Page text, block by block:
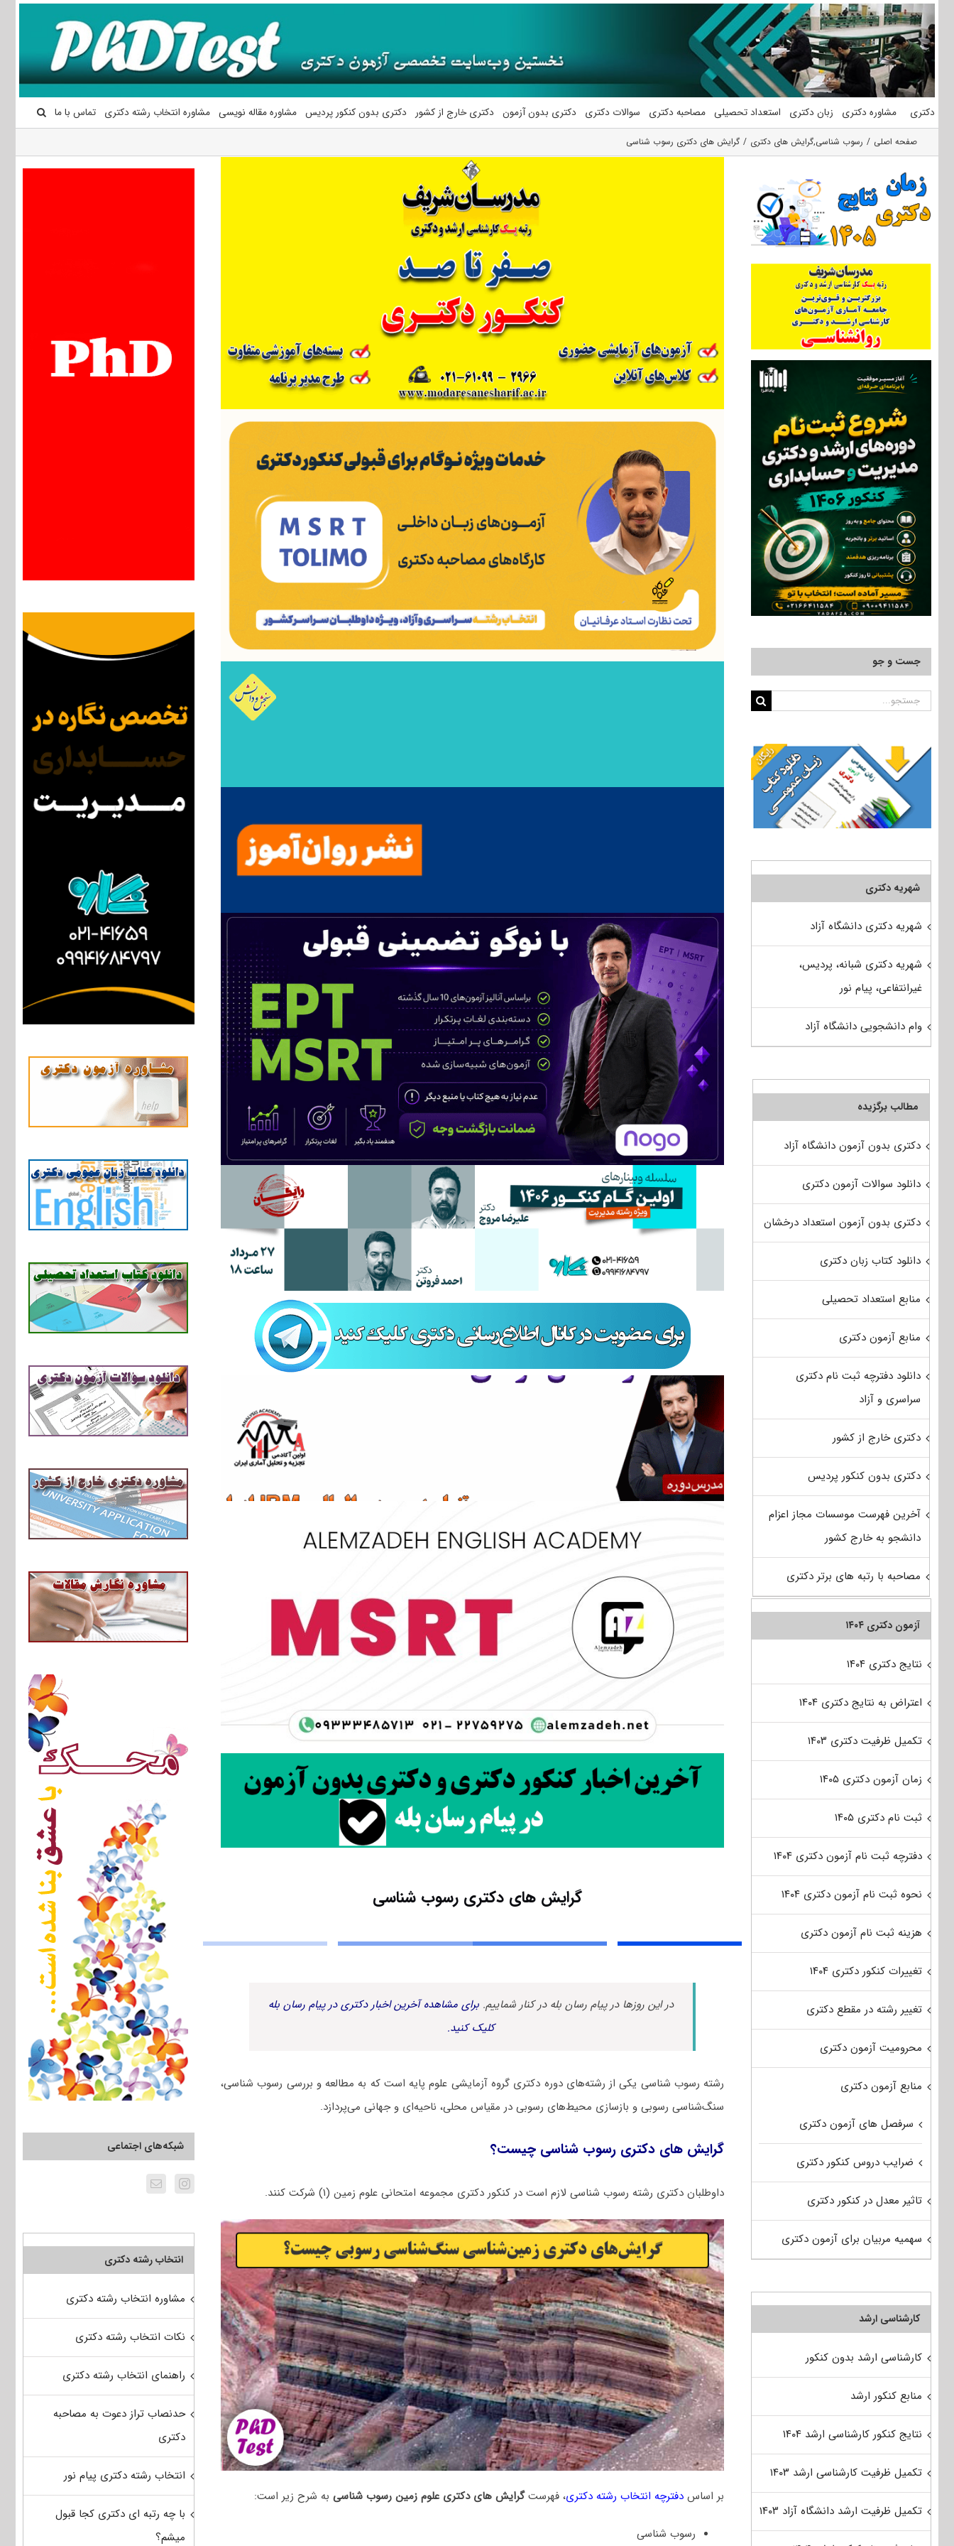
محتوا
دکتری مشاوره دکتری زبان دکتری استعداد تحصیلی مصاحبه دکتری سوالات دکتری دکتری بدون آزمون دکتری خارج از کشور دکتری بدون کنکور پردیس مشاوره مقاله نویسی مشاوره انتخاب رشته دکتری تماس با ما
صفحه اصلی رسوب شناسی,گرایش های دکتری گرایش های دکتری رسوب شناسی
گرایش های دکتری رسوب شناسی
در این روزها در پیام رسان بله در کنار شماییم. برای مشاهده آخرین اخبار دکتری در پیام رسان بله
کلیک کنید.
رشته رسوب شناسی یکی از رشته‌های دوره دکتری گروه آزمایشی علوم پایه است که به مطالعه و بررسی رسوب شناسی،
سنگ‌شناسی رسوبی و بازسازی محیط‌های رسوبی در مقیاس محلی، ناحیه‌ای و جهانی می‌پردازد.
گرایش های دکتری رسوب شناسی چیست؟
داوطلبان دکتری رشته رسوب شناسی لازم است در کنکور دکتری مجموعه امتحانی علوم زمین (۱) شرکت کنند.
بر اساس دفترچه انتخاب رشته دکتری، فهرستگرایش های دکتری علوم زمین رسوب شناسی به شرح زیر است:
رسوب شناسی
شبکه‌های اجتماعی
انتخاب رشته دکتری
مشاوره انتخاب رشته دکتری
نکات انتخاب رشته دکتری
راهنمای انتخاب رشته دکتری
حدنصاب تراز دعوت به مصاحبه
دکتری
انتخاب رشته دکتری پیام نور
با چه رتبه ای دکتری کجا قبول
میشم؟
جست و جو
جستجو
شهریه دکتری
شهریه دکتری دانشگاه آزاد
شهریه دکتری شبانه، پردیس،
غیرانتفاعی، پیام نور
وام دانشجویی دانشگاه آزاد
مطالب برگزیده
دکتری بدون آزمون دانشگاه آزاد
دانلود سوالات آزمون دکتری
دکتری بدون آزمون استعداد درخشان
دانلود کتاب زبان دکتری
منابع استعداد تحصیلی
منابع آزمون دکتری
دانلود دفترچه ثبت نام دکتری
سراسری و آزاد
دکتری خارج از کشور
دکتری بدون کنکور پردیس
آخرین فهرست موسسات مجاز اعزام
دانشجو به خارج کشور
مصاحبه با رتبه های برتر دکتری
آزمون دکتری ۱۴۰۴
نتایج دکتری ۱۴۰۴
اعتراض به نتایج دکتری ۱۴۰۴
تکمیل ظرفیت دکتری ۱۴۰۳
زمان آزمون دکتری ۱۴۰۵
ثبت نام دکتری ۱۴۰۵
دفترچه ثبت نام آزمون دکتری ۱۴۰۴
نحوه ثبت نام آزمون دکتری ۱۴۰۴
هزینه ثبت نام آزمون دکتری
تغییرات کنکور دکتری ۱۴۰۴
تغییر رشته در مقطع دکتری
محرومیت آزمون دکتری
منابع آزمون دکتری
سرفصل های آزمون دکتری
ضرایب دروس کنکور دکتری
تاثیر معدل در کنکور دکتری
سهمیه مربیان برای آزمون دکتری
کارشناسی ارشد
کارشناسی ارشد بدون کنکور
منابع کنکور ارشد
نتایج کنکور کارشناسی ارشد ۱۴۰۴
تکمیل ظرفیت کارشناسی ارشد ۱۴۰۳
تکمیل ظرفیت ارشد دانشگاه آزاد ۱۴۰۳